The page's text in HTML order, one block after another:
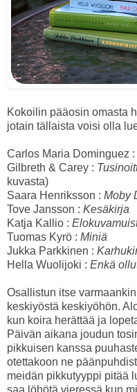
Kokoilin pääosin omasta
jotain tällaista voisi olla
Carlos Maria Dominguez :
Gilbreth & Carey :
kuvasta)
Saara Henriksson : Moby
Tove Jansson : Kesäkirja
Katja Kallio :
Tuomas Kyrö : Miniä
Jukka Parkkinen :
Hella Wuolijoki : Enkä
Osallistun itse
keskiyöstä keskiyöhön.
kun koira herättää ja
Päivän aikana joudun
pikkuisen kanssa
otettakoon ne
meidän pikkutyyppi pitää
saa löhötä vieressä kun